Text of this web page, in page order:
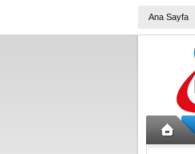
Ana Sayfa